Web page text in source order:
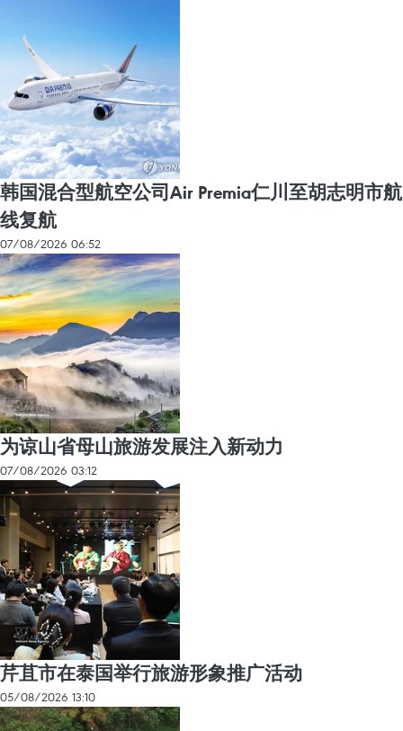
韩国混合型航空公司Air Premia仁川至胡志明市航
线复航
07/08/2026 06:52
为谅山省母山旅游发展注入新动力
07/08/2026 03:12
芹苴市在泰国举行旅游形象推广活动
05/08/2026 13:10